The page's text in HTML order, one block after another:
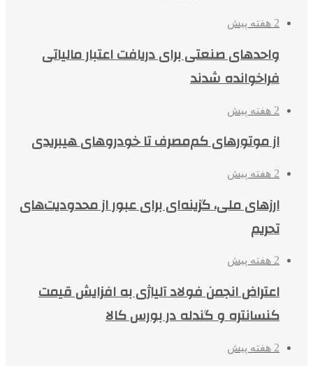
2 هفته پیش
واحدهای صنعتی برای دریافت اعتبار مالیاتی
فراخوانده شدند
2 هفته پیش
از موتورهای کم‌مصرف تا خودروهای هیبریدی
2 هفته پیش
ارزهای ملی، گزینه‌ای برای عبور از محدودیت‌های
تحریم
2 هفته پیش
اعتراض انجمن فولاد آلیاژی به افزایش قیمت
کنسانتره و گندله در بورس کالا
2 هفته پیش